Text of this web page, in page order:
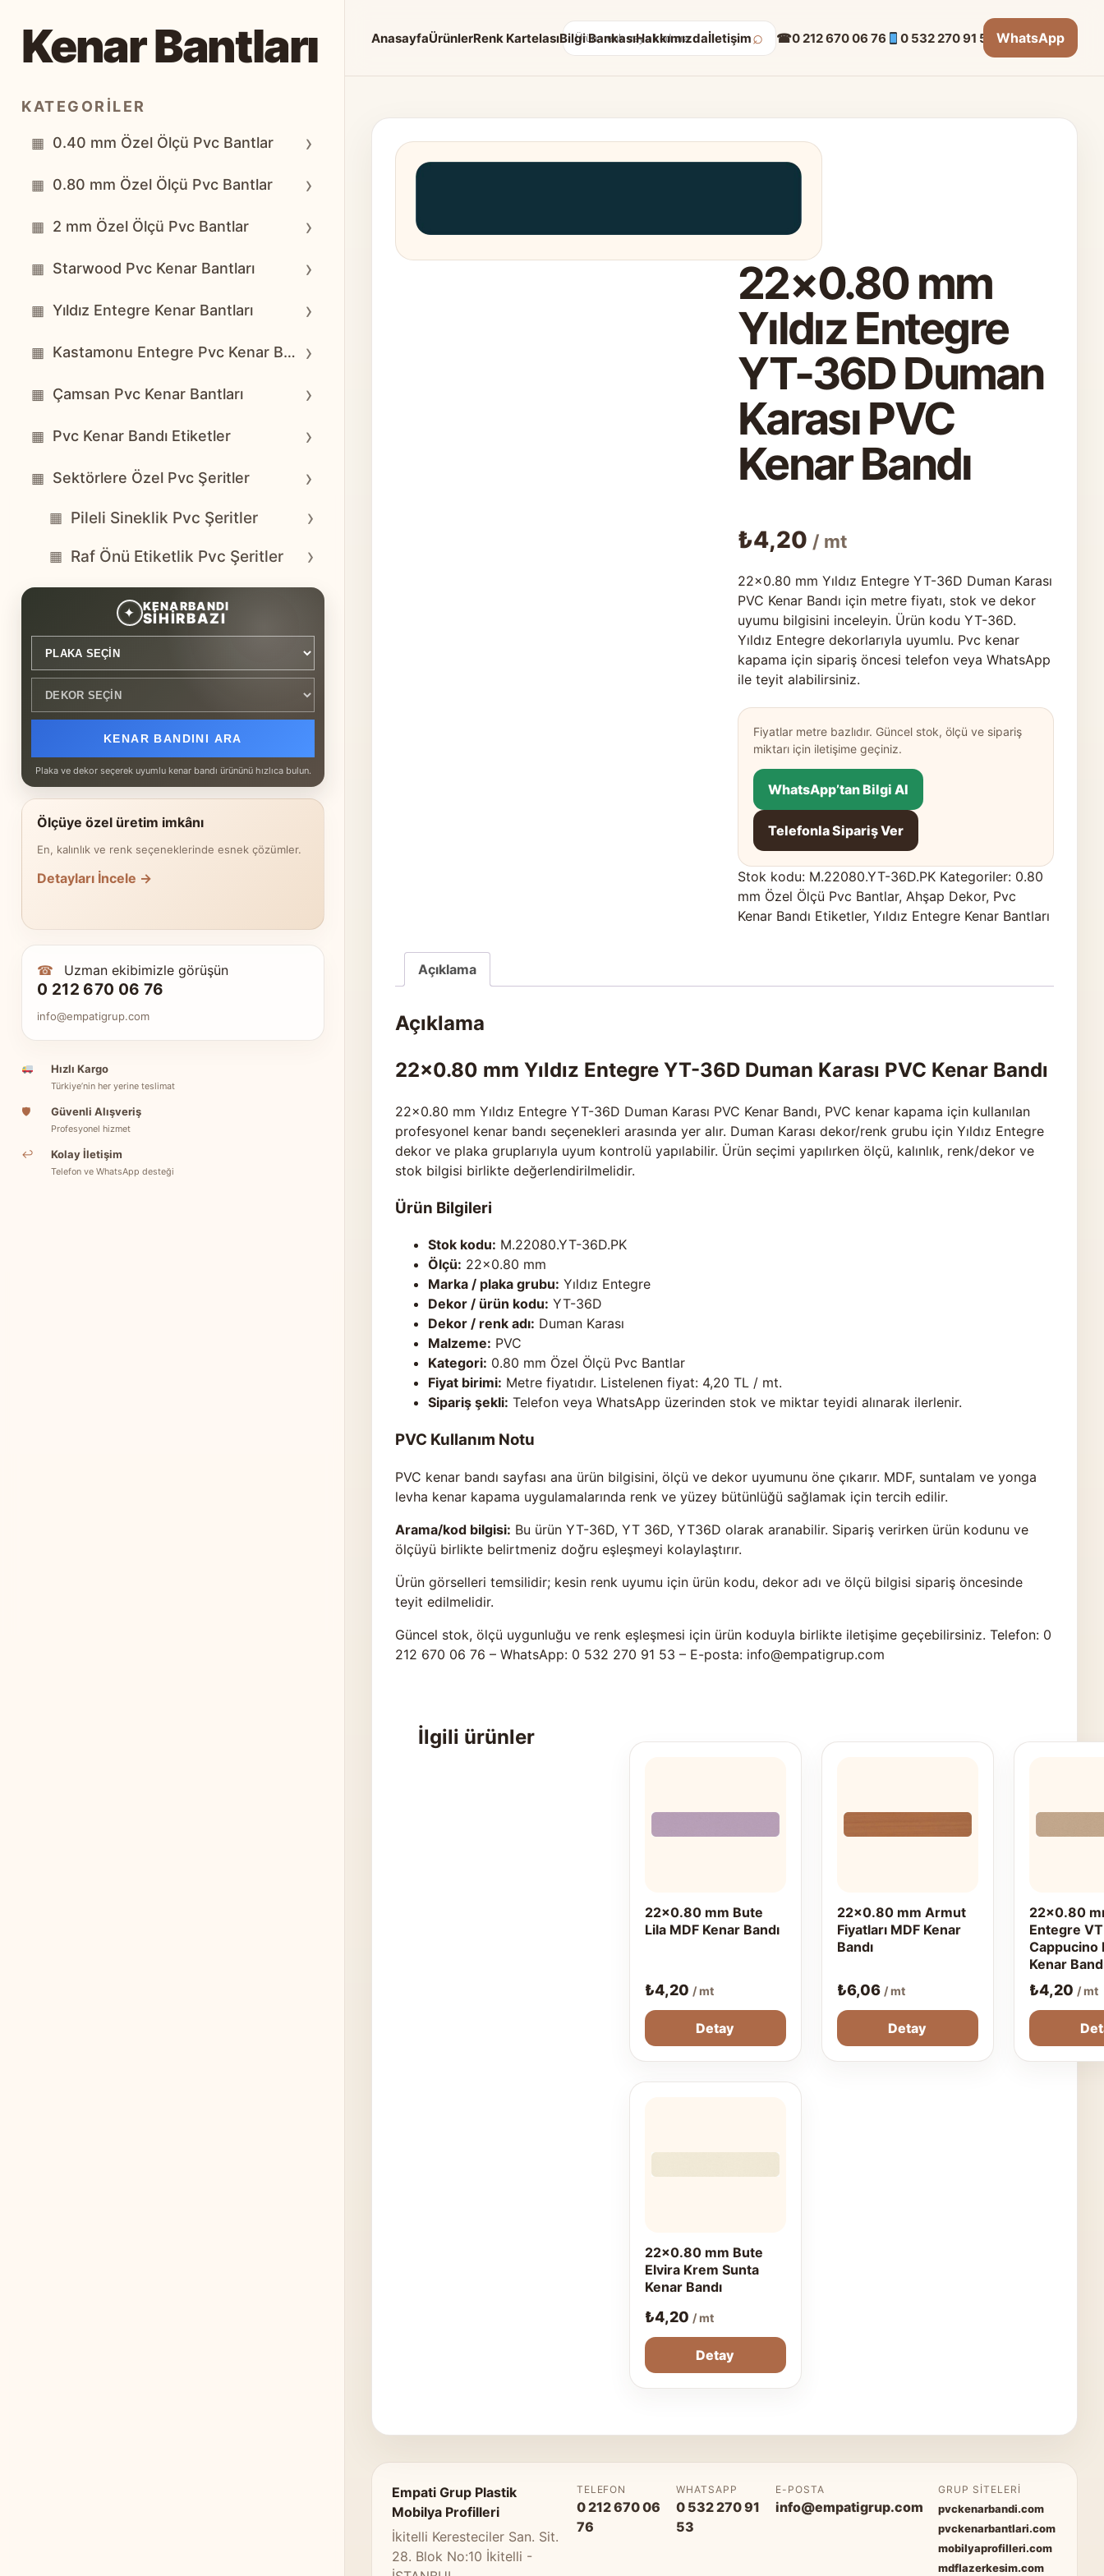
Kenar Bantları
KATEGORILER
▦ 0.40 mm Özel Ölçü Pvc Bantlar ›
▦ 0.80 mm Özel Ölçü Pvc Bantlar ›
▦ 2 mm Özel Ölçü Pvc Bantlar ›
▦ Starwood Pvc Kenar Bantları ›
▦ Yıldız Entegre Kenar Bantları ›
▦ Kastamonu Entegre Pvc Kenar Bantları ›
▦ Çamsan Pvc Kenar Bantları ›
▦ Pvc Kenar Bandı Etiketler ›
▦ Sektörlere Özel Pvc Şeritler ›
▦ Pileli Sineklik Pvc Şeritler ›
▦ Raf Önü Etiketlik Pvc Şeritler ›
✦ KENARBANDI
SİHİRBAZI
KENAR BANDINI ARA
Plaka ve dekor seçerek uyumlu kenar bandı ürününü hızlıca bulun.
Ölçüye özel üretim imkânı
En, kalınlık ve renk seçeneklerinde esnek çözümler.
Detayları İncele →
☎ Uzman ekibimizle görüşün
0 212 670 06 76
info@empatigrup.com
Hızlı Kargo
Türkiye’nin her yerine teslimat
🛡 Güvenli Alışveriş
Profesyonel hizmet
↩ Kolay İletişim
Telefon ve WhatsApp desteği
AnasayfaÜrünlerRenk KartelasıBilgi BankasıHakkımızdaİletişim
Arama: ⌕ ☎0 212 670 06 76 0 532 270 91 53 WhatsApp
22×0.80 mm
Yıldız Entegre
YT-36D Duman
Karası PVC
Kenar Bandı
₺4,20 / mt
22×0.80 mm Yıldız Entegre YT-36D Duman Karası
PVC Kenar Bandı için metre fiyatı, stok ve dekor
uyumu bilgisini inceleyin. Ürün kodu YT-36D.
Yıldız Entegre dekorlarıyla uyumlu. Pvc kenar
kapama için sipariş öncesi telefon veya WhatsApp
ile teyit alabilirsiniz.
Fiyatlar metre bazlıdır. Güncel stok, ölçü ve sipariş
miktarı için iletişime geçiniz.
WhatsApp’tan Bilgi Al
Telefonla Sipariş Ver
Stok kodu: M.22080.YT-36D.PK Kategoriler: 0.80
mm Özel Ölçü Pvc Bantlar,Ahşap Dekor, Pvc
Kenar Bandı Etiketler,Yıldız Entegre Kenar Bantları
Açıklama
Açıklama
22×0.80 mm Yıldız Entegre YT-36D Duman Karası PVC Kenar Bandı
22×0.80 mm Yıldız Entegre YT-36D Duman Karası PVC Kenar Bandı, PVC kenar kapama için kullanılan
profesyonel kenar bandı seçenekleri arasında yer alır. Duman Karası dekor/renk grubu için Yıldız Entegre
dekor ve plaka gruplarıyla uyum kontrolü yapılabilir. Ürün seçimi yapılırken ölçü, kalınlık, renk/dekor ve
stok bilgisi birlikte değerlendirilmelidir.
Ürün Bilgileri
Stok kodu: M.22080.YT-36D.PK
Ölçü: 22×0.80 mm
Marka / plaka grubu: Yıldız Entegre
Dekor / ürün kodu: YT-36D
Dekor / renk adı: Duman Karası
Malzeme: PVC
Kategori: 0.80 mm Özel Ölçü Pvc Bantlar
Fiyat birimi: Metre fiyatıdır. Listelenen fiyat: 4,20 TL / mt.
Sipariş şekli: Telefon veya WhatsApp üzerinden stok ve miktar teyidi alınarak ilerlenir.
PVC Kullanım Notu
PVC kenar bandı sayfası ana ürün bilgisini, ölçü ve dekor uyumunu öne çıkarır. MDF, suntalam ve yonga
levha kenar kapama uygulamalarında renk ve yüzey bütünlüğü sağlamak için tercih edilir.
Arama/kod bilgisi: Bu ürün YT-36D, YT 36D, YT36D olarak aranabilir. Sipariş verirken ürün kodunu ve
ölçüyü birlikte belirtmeniz doğru eşleşmeyi kolaylaştırır.
Ürün görselleri temsilidir; kesin renk uyumu için ürün kodu, dekor adı ve ölçü bilgisi sipariş öncesinde
teyit edilmelidir.
Güncel stok, ölçü uygunluğu ve renk eşleşmesi için ürün koduyla birlikte iletişime geçebilirsiniz. Telefon: 0
212 670 06 76 – WhatsApp: 0 532 270 91 53 – E-posta: info@empatigrup.com
İlgili ürünler
22x0.80 mm Bute
Lila MDF Kenar Bandı
₺4,20 / mt
Detay
22x0.80 mm Armut
Fiyatları MDF Kenar
Bandı
₺6,06 / mt
Detay
22x0.80
Entegre
Cappucino
Kenar
₺4,20 / mt
22x0.80 mm Bute
Elvira Krem Sunta
Kenar Bandı
₺4,20 / mt
Detay
Empati Grup Plastik
Mobilya Profilleri
İkitelli Keresteciler San. Sit.
28. Blok No:10 İkitelli -
TELEFON
0 212 670 06
76
WHATSAPP
0 532 270 91
53
E-POSTA
info@empatigrup.com
GRUP SITELERI
pvckenarbandi.com
pvckenarbantlari.com
mobilyaprofilleri.com
mdflazerkesim.com